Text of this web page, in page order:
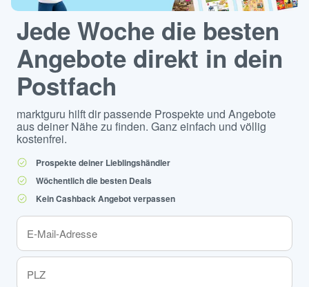
Jede Woche die besten
Angebote direkt in dein
Postfach
marktguru hilft dir passende Prospekte und Angebote
aus deiner Nähe zu finden. Ganz einfach und völlig
kostenfrei.
Prospekte deiner Lieblingshändler
Wöchentlich die besten Deals
Kein Cashback Angebot verpassen